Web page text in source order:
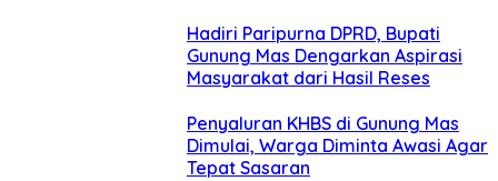
Hadiri Paripurna DPRD, Bupati
Gunung Mas Dengarkan Aspirasi
Masyarakat dari Hasil Reses
Penyaluran KHBS di Gunung Mas
Dimulai, Warga Diminta Awasi Agar
Tepat Sasaran